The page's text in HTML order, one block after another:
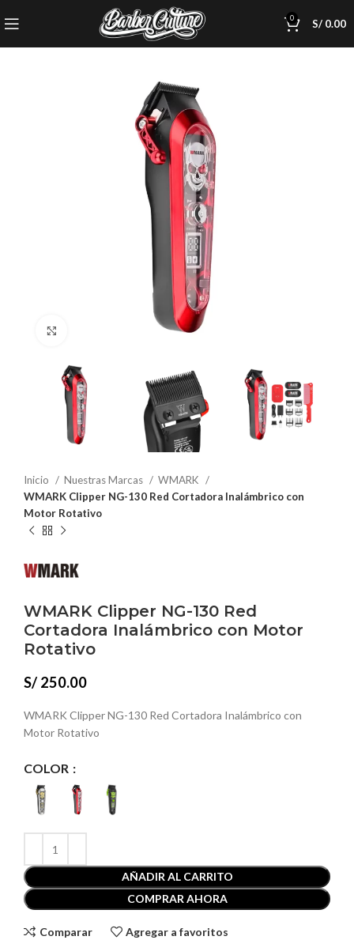
0 S/0.00
Inicio Nuestras Marcas
WMARK
WMARK Clipper NG-130 Red Cortadora Inalámbrico con
Motor Rotativo
WMARK Clipper NG-130 Red
Cortadora Inalámbrico con Motor
Rotativo
S/ 250.00
WMARK Clipper NG-130 Red Cortadora Inalámbrico con
Motor Rotativo
COLOR
AÑADIR AL CARRITO
COMPRAR AHORA
Comparar Agregar a favoritos